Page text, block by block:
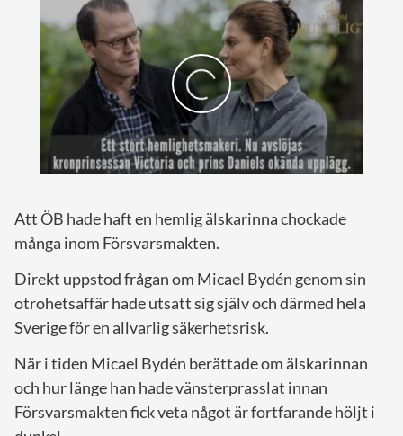
Att ÖB hade haft en hemlig älskarinna chockade
många inom Försvarsmakten.
Direkt uppstod frågan om Micael Bydén genom sin
otrohetsaffär hade utsatt sig själv och därmed hela
Sverige för en allvarlig säkerhetsrisk.
När i tiden Micael Bydén berättade om älskarinnan
och hur länge han hade vänsterprasslat innan
Försvarsmakten fick veta något är fortfarande höljt i